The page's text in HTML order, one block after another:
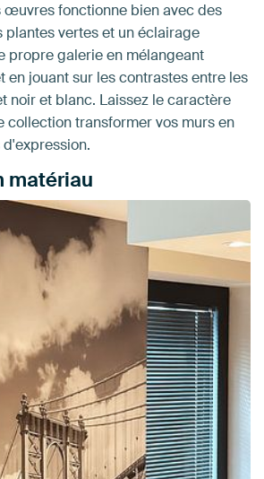
œuvres fonctionne bien avec des
plantes vertes et un éclairage
propre galerie en mélangeant
en jouant sur les contrastes entre les
noir et blanc. Laissez le caractère
collection transformer vos murs en
matériau